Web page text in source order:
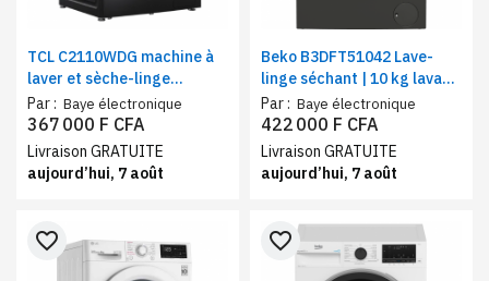
TCL C2110WDG machine à
laver et sèche-linge
11KG/7KG inverter gris –
lave-linge séchant grande
capacité, économie
d’énergie
Par : Baye électronique
367 000 F CFA
Livraison GRATUITE
aujourd’hui, 7 août
Beko B3DFT51042 Lave-
linge séchant | 10 kg lavage
/ 7 kg séchage | Moteur
Inverter
Par : Baye électronique
422 000 F CFA
Livraison GRATUITE
aujourd’hui, 7 août
favorite_border favorite_border